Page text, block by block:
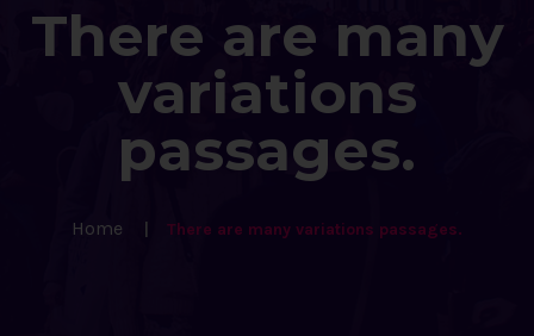
There are many
variations
passages.
Home There are many variations passages.